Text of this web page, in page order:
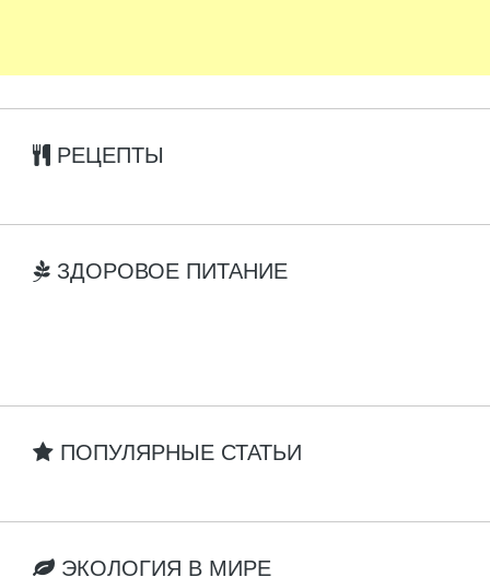
РЕЦЕПТЫ
ЗДОРОВОЕ ПИТАНИЕ
ПОПУЛЯРНЫЕ СТАТЬИ
ЭКОЛОГИЯ В МИРЕ